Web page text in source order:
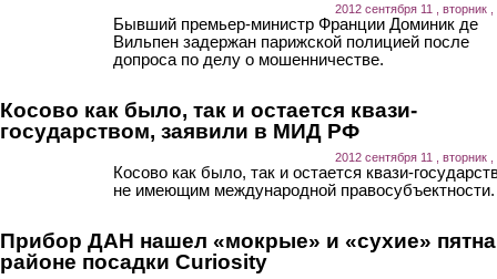
2012 сентября 11 , вторник ,
Бывший премьер-министр Франции Доминик де
Вильпен задержан парижской полицией после
допроса по делу о мошенничестве.
Косово как было, так и остается квази-
государством, заявили в МИД РФ
2012 сентября 11 , вторник ,
Косово как было, так и остается квази-
не имеющим международной правосубъектности.
Прибор ДАН нашел «мокрые» и «сухие»
районе посадки Curiosity